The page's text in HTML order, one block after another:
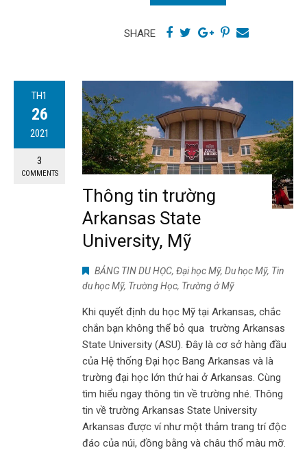
SHARE
TH1
26
2021
3
COMMENTS
Thông tin trường
Arkansas State
University, Mỹ
BẢNG TIN DU HỌC, Đại học Mỹ, Du học Mỹ, Tin
du học Mỹ, Trường Học, Trường ở Mỹ
Khi quyết định du học Mỹ tại Arkansas, chắc
chắn bạn không thể bỏ qua trường Arkansas
State University (ASU). Đây là cơ sở hàng đầu
của Hệ thống Đại học Bang Arkansas và là
trường đại học lớn thứ hai ở Arkansas. Cùng
tìm hiểu ngay thông tin về trường nhé. Thông
tin về trường Arkansas State University
Arkansas được ví như một thảm trang trí độc
đáo của núi, đồng bằng và châu thổ màu mỡ.